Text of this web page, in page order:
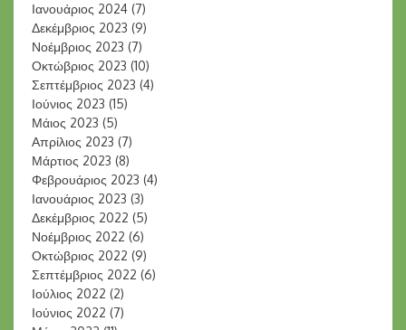
Ιανουάριος 2024 (7)
Δεκέμβριος 2023 (9)
Νοέμβριος 2023 (7)
Οκτώβριος 2023 (10)
Σεπτέμβριος 2023 (4)
Ιούνιος 2023 (15)
Μάιος 2023 (5)
Απρίλιος 2023 (7)
Μάρτιος 2023 (8)
Φεβρουάριος 2023 (4)
Ιανουάριος 2023 (3)
Δεκέμβριος 2022 (5)
Νοέμβριος 2022 (6)
Οκτώβριος 2022 (9)
Σεπτέμβριος 2022 (6)
Ιούλιος 2022 (2)
Ιούνιος 2022 (7)